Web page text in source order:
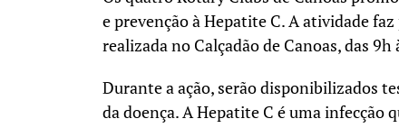
e prevenção à Hepatite C. A atividade
realizada no Calçadão de Canoas, das 9h
Durante a ação, serão disponibilizados
da doença. A Hepatite C é uma infecção